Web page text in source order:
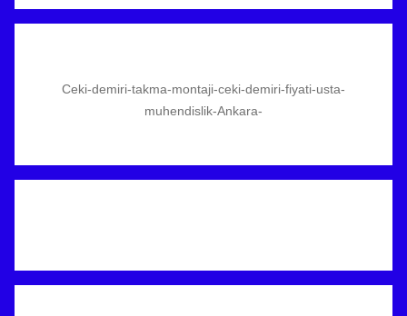
Ceki-demiri-takma-montaji-ceki-demiri-fiyati-usta-
muhendislik-Ankara-